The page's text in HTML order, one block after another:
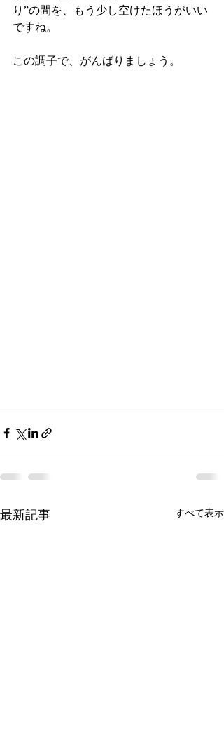
り”の間を、もう少し空けたほうがいい
ですね。
この調子で、がんばりましょう。
最新記事 すべて表示